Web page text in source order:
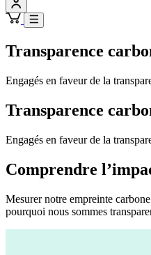
Transparence
Engagés en faveur de la
Transparence
Engagés en faveur de la
Comprendre
Mesurer notre empreinte
pourquoi nous sommes